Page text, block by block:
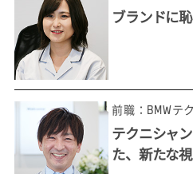
車が好き、人が好き。だか
ブランドに
前職：BMWテ
テクニシャ
た、新たな